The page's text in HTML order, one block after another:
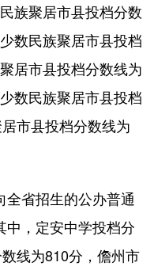
族聚居市县投档分数
数民族聚居市县投档
居市县投档分数线为
数民族聚居市县投档
市县投档分数线为
省招生的公办普通
中，定安中学投档分
线为810分，儋州市